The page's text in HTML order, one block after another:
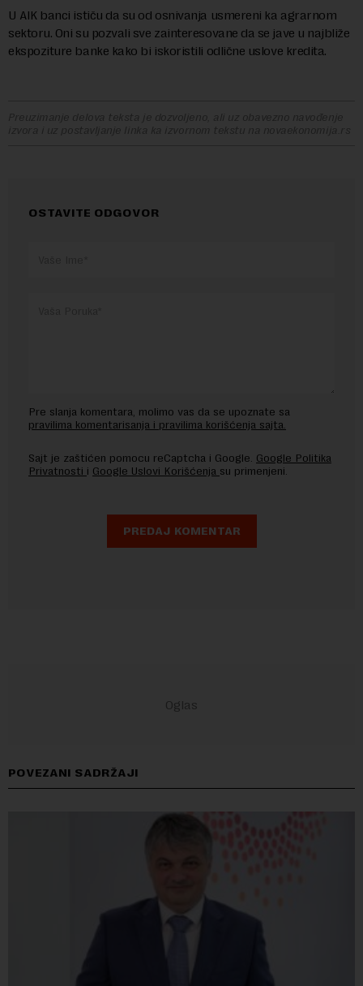
U AIK banci ističu da su od osnivanja usmereni ka agrarnom
sektoru. Oni su pozvali sve zainteresovane da se jave u najbliže
ekspoziture banke kako bi iskoristili odlične uslove kredita.
Preuzimanje delova teksta je dozvoljeno, ali uz obavezno navođenje
izvora i uz postavljanje linka ka izvornom tekstu na novaekonomija.rs
OSTAVITE ODGOVOR
Pre slanja komentara, molimo vas da se upoznate sa
pravilima komentarisanja i pravilima korišćenja sajta.
Sajt je zaštićen pomocu reCaptcha i Google. Google Politika
Privatnosti i Google Uslovi Korišćenja su primenjeni.
POVEZANI SADRŽAJI